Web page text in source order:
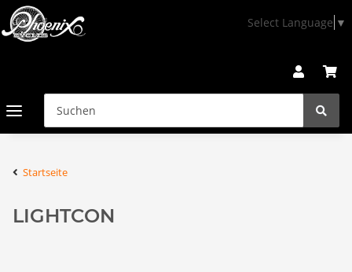
Select Language ▼
Startseite
LIGHTCON